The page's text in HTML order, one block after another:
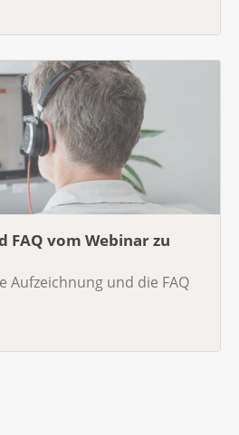
FAQ vom Webinar zu
Aufzeichnung und die FAQ